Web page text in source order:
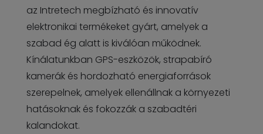
az Intretech megbízható és innovatív
elektronikai termékeket gyárt, amelyek a
szabad ég alatt is kiválóan működnek.
Kínálatunkban GPS-eszközök, strapabíró
kamerák és hordozható energiaforrások
szerepelnek, amelyek ellenállnak a környezeti
hatásoknak és fokozzák a szabadtéri
kalandokat.